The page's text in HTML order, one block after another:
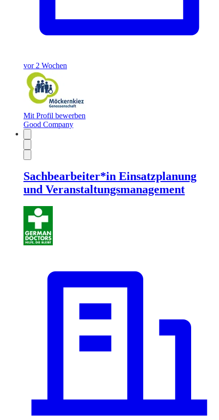
vor 2 Wochen
Mit Profil bewerben
Good Company
Sachbearbeiter*in Einsatzplanung
und Veranstaltungsmanagement